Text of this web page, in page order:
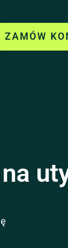
ZAMÓW